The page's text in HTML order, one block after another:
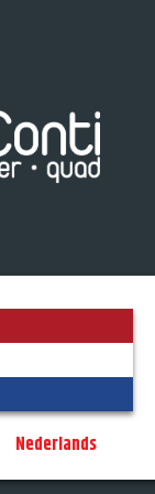
Nederlands
Occasions Permis